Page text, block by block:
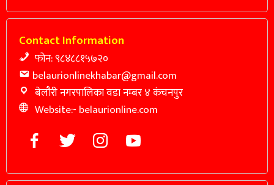
Contact Information
फोन: ९८४८८१५७२०
belaurionlinekhabar@gmail.com
बेलौरी नगरपालिका वडा नम्बर ४ कंचनपुर
Website:- belaurionline.com